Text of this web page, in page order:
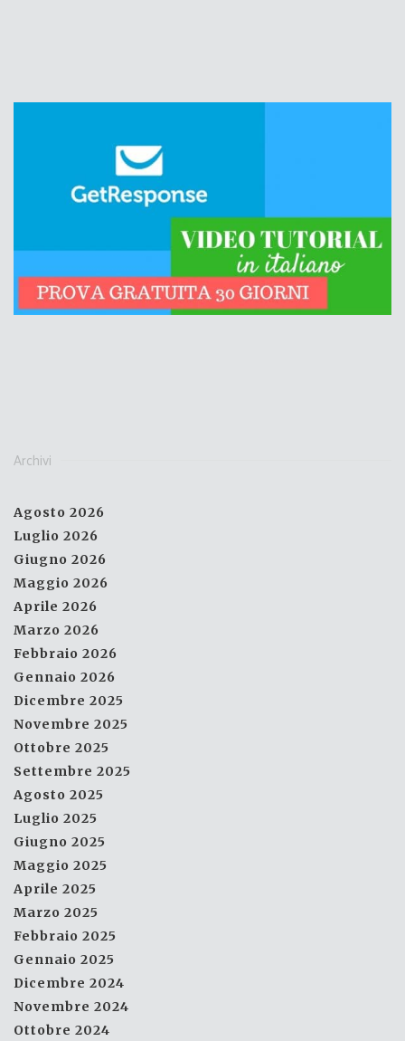
Archivi
Agosto 2026
Luglio 2026
Giugno 2026
Maggio 2026
Aprile 2026
Marzo 2026
Febbraio 2026
Gennaio 2026
Dicembre 2025
Novembre 2025
Ottobre 2025
Settembre 2025
Agosto 2025
Luglio 2025
Giugno 2025
Maggio 2025
Aprile 2025
Marzo 2025
Febbraio 2025
Gennaio 2025
Dicembre 2024
Novembre 2024
Ottobre 2024